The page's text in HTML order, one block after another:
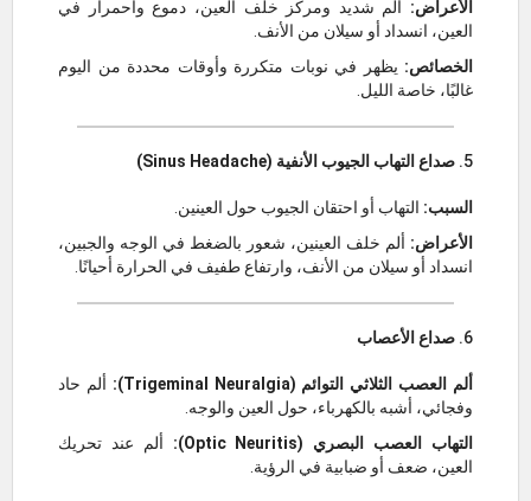
الأعراض: ألم شديد ومركز خلف العين، دموع واحمرار في
العين، انسداد أو سيلان من الأنف.
الخصائص: يظهر في نوبات متكررة وأوقات محددة من اليوم
غالبًا، خاصة الليل.
5. صداع التهاب الجيوب الأنفية (Sinus Headache)
السبب: التهاب أو احتقان الجيوب حول العينين.
الأعراض: ألم خلف العينين، شعور بالضغط في الوجه والجبين،
انسداد أو سيلان من الأنف، وارتفاع طفيف في الحرارة أحيانًا.
6. صداع الأعصاب
ألم العصب الثلاثي التوائم (Trigeminal Neuralgia):
ألم حاد
وفجائي، أشبه بالكهرباء، حول العين والوجه.
التهاب العصب البصري (Optic Neuritis):
ألم عند تحريك
العين، ضعف أو ضبابية في الرؤية.